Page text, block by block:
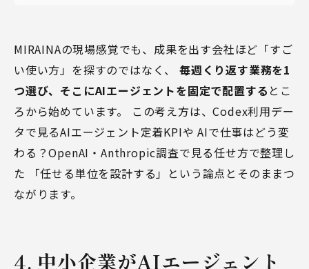
MIRAINAの現場感覚でも、成果を出す会社ほど「すご
い使い方」を探すのではなく、毎週くり返す業務を1
つ選び、そこにAIエージェントを固定で配置する とこ
ろから始めています。 この考え方は、Codex利用デー
タで見るAIエージェント定着KPIやAIで仕事はどう変
わる？OpenAI・Anthropic調査で見る任せ方で整理し
た 「任せる単位を設計する」という論点とそのままつ
ながります。
4. 中小企業がAIエージェント